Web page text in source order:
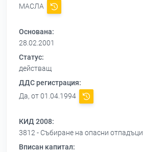
МАСЛА
Основана:
28.02.2001
Статус:
действащ
ДДС регистрация:
Да, от 01.04.1994
КИД 2008:
3812 - Събиране на опасни отпадъци
Вписан капитал: